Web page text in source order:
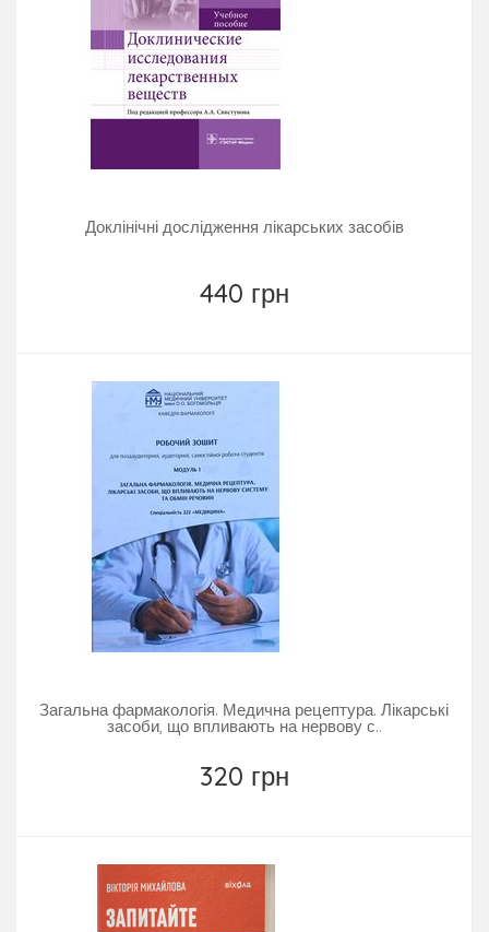
Доклінічні дослідження лікарських засобів
440 грн
Загальна фармакологія. Медична рецептура. Лікарські
засоби, що впливають на нервову с..
320 грн